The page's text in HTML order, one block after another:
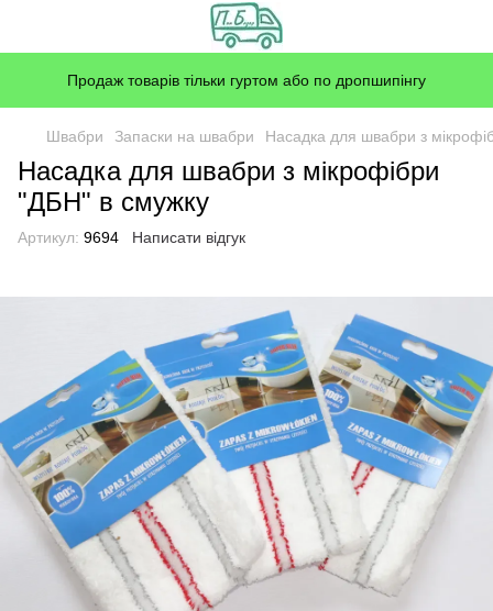
Продаж товарів тільки гуртом або по дропшипінгу
Швабри Запаски на швабри Насадка для швабри з
Насадка для швабри з мікрофібри
"ДБН" в смужку
Артикул: 9694 Написати відгук